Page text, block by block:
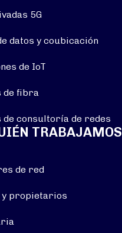
5G
datos y coubicación
de IoT
de fibra
de consultoría de redes
TRABAJAMOS
de red
y propietarios